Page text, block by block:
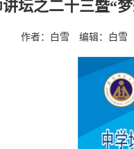
讲坛之二十三暨“
作者：白雪 编辑：白雪